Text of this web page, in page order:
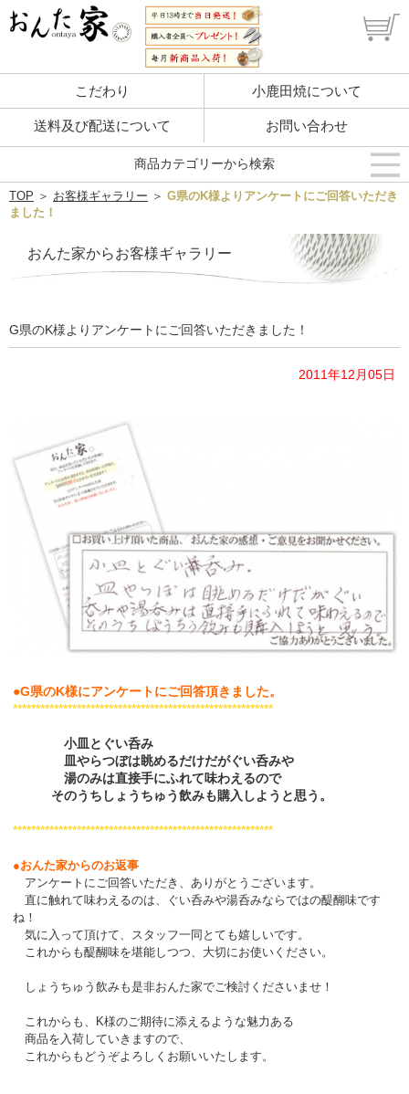
こだわり 小鹿田焼について
送料及び配送について お問い合わせ
TOP ＞ お客様ギャラリー ＞ G県のK様よりアンケートにご回答いただき
ました！
おんた家からお客様ギャラリー
G県のK様よりアンケートにご回答いただきました！
2011年12月05日
●G県のK様にアンケートにご回答頂きました。
*********************************************************
小皿とぐい呑み
皿やらつぼは眺めるだけだがぐい呑みや
湯のみは直接手にふれて味わえるので
そのうちしょうちゅう飲みも購入しようと思う。
*********************************************************
●おんた家からのお返事
アンケートにご回答いただき、ありがとうございます。
直に触れて味わえるのは、ぐい呑みや湯呑みならではの醍醐味です
ね！
気に入って頂けて、スタッフ一同とても嬉しいです。
これからも醍醐味を堪能しつつ、大切にお使いください。
しょうちゅう飲みも是非おんた家でご検討くださいませ！
これからも、K様のご期待に添えるような魅力ある
商品を入荷していきますので、
これからもどうぞよろしくお願いいたします。
商品カテゴリーから検索